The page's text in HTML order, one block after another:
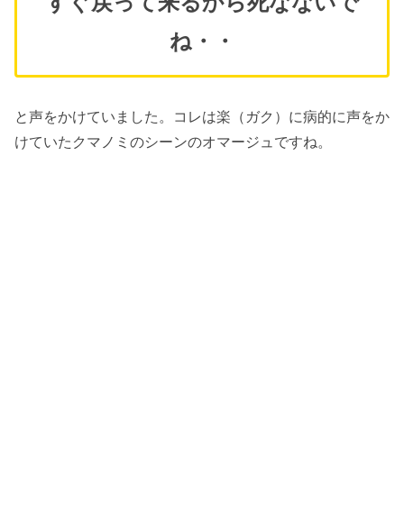
ね・・
と声をかけていました。コレは楽（ガク）に病的に声をか
けていたクマノミのシーンのオマージュですね。